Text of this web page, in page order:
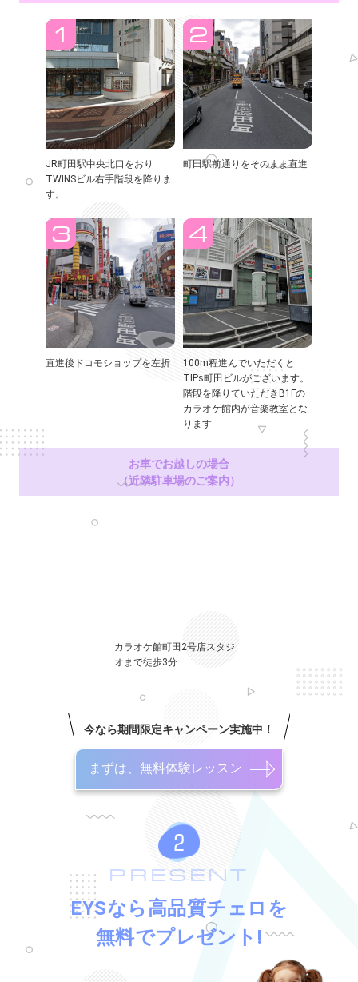
JR町田駅中央北口をおり
TWINSビル右手階段を降りま
す。
町田駅前通りをそのまま直進
直進後ドコモショップを左折
100m程進んでいただくと
TIPs町田ビルがございます。
階段を降りていただきB1Fの
カラオケ館内が音楽教室とな
ります
お車でお越しの場合
（近隣駐車場のご案内）
カラオケ館町田2号店スタジ
オまで徒歩3分
今なら期間限定キャンペーン実施中！
まずは、無料体験レッスン
PRESENT
EYSなら高品質チェロを
無料でプレゼント!